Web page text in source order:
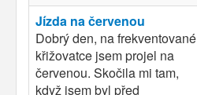
Jízda na červenou
Dobrý den, na frekventované
křižovatce jsem projel na
červenou. Skočila mi tam,
když jsem byl před